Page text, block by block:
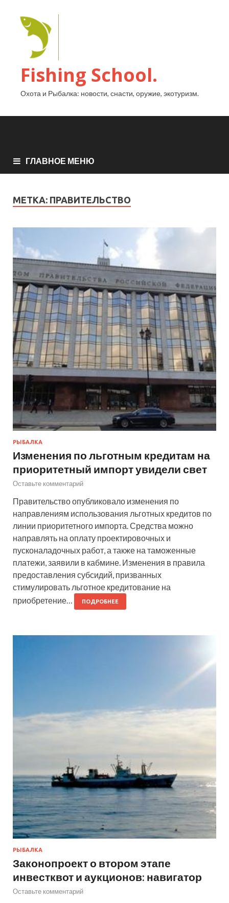
Fishing School.
Охота и Рыбалка: новости, снасти, оружие, экотуризм.
ГЛАВНОЕ МЕНЮ
МЕТКА: ПРАВИТЕЛЬСТВО
РЫБАЛКА
Изменения по льготным кредитам на
приоритетный импорт увидели свет
Оставьте комментарий
Правительство опубликовало изменения по
направлениям использования льготных кредитов по
линии приоритетного импорта. Средства можно
направлять на оплату проектировочных и
пусконаладочных работ, а также на таможенные
платежи, заявили в кабмине. Изменения в правила
предоставления субсидий, призванных
стимулировать льготное кредитование на
приобретение…
ПОДРОБНЕЕ
РЫБАЛКА
Законопроект о втором этапе
инвестквот и аукционов: навигатор
Оставьте комментарий